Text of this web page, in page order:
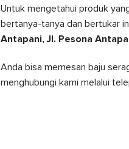
Untuk mengetahui produk
bertanya-tanya dan bertukar
Antapani, Jl. Pesona
Anda bisa memesan baju
menghubungi kami melalui